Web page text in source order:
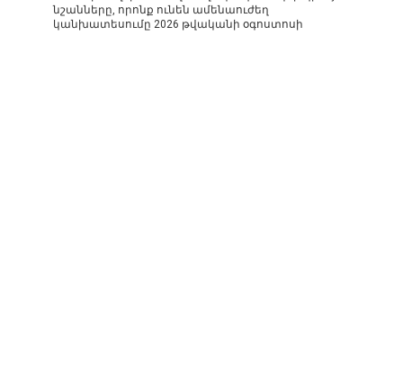
նշանները, որոնք ունեն ամենաուժեղ
կանխատեսումը 2026 թվականի օգոստոսի